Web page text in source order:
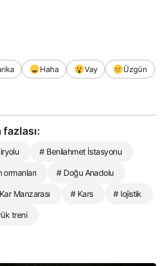
Haha Vay
Üzgün
# Benliahmet İstasyonu
ormanları # Doğu Anadolu
Manzarası # Kars # lojistik
treni